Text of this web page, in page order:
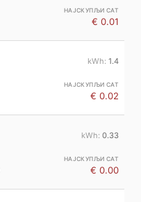
€ 0.01
1.4
€ 0.02
0.33
€ 0.00